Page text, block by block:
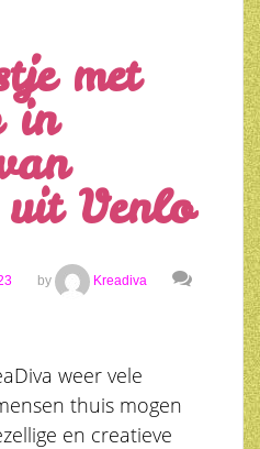
met
in
Venlo
by Kreadiva
weer vele
thuis mogen
en creatieve